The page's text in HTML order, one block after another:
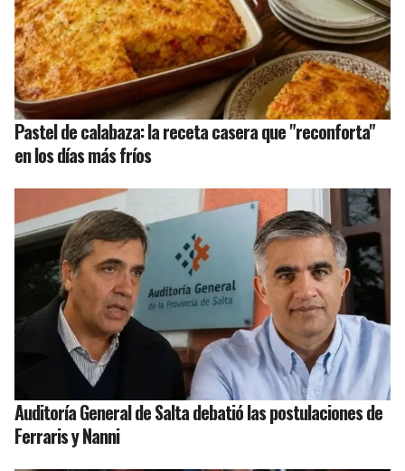
Pastel de calabaza: la receta casera que "reconforta"
en los días más fríos
Auditoría General de Salta debatió las postulaciones de
Ferraris y Nanni